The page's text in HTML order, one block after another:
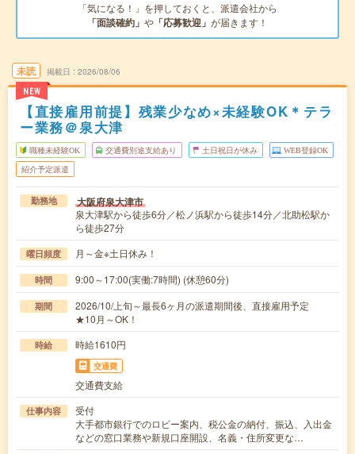
「気になる！」を押しておくと、派遣会社から
「面談確約」 や 「応募歓迎」 が届きます！
未読
NEW
掲載日 2026/08/06
【直接雇用前提】残業少なめ×未経験OK＊テラ
ー業務＠泉大津
職種未経験OK 交通費別途支給あり 土日祝日が休み WEB登録OK
紹介予定派遣
勤務地 大阪府泉大津市
泉大津駅から徒歩6分／松ノ浜駅から徒歩14分／北助松駅か
ら徒歩27分
曜日頻度 月～金※土日休み！
時間 9:00～17:00(実働:7時間) (休憩60分)
期間
2026/10/上旬～最長6ヶ月の派遣期間後、直接雇用予定
★10月～OK！
時給 時給1610円
交通費
交通費支給
仕事内容
受付
大手都市銀行でのロビー案内、税公金の納付、振込、入出金
などの窓口業務や新規口座開設、名義・住所変更な…